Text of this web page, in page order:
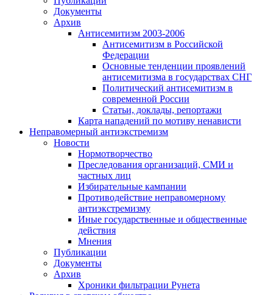
Документы
Архив
Антисемитизм 2003-2006
Антисемитизм в Российской
Федерации
Основные тенденции проявлений
антисемитизма в государствах СНГ
Политический антисемитизм в
современной России
Статьи, доклады, репортажи
Карта нападений по мотиву ненависти
Неправомерный антиэкстремизм
Новости
Нормотворчество
Преследования организаций, СМИ и
частных лиц
Избирательные кампании
Противодействие неправомерному
антиэкстремизму
Иные государственные и общественные
действия
Мнения
Публикации
Документы
Архив
Хроники фильтрации Рунета